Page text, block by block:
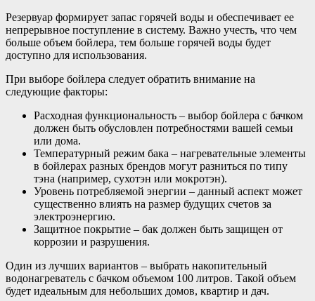
Резервуар формирует запас горячей воды и обеспечивает ее
непрерывное поступление в систему. Важно учесть, что чем
больше объем бойлера, тем больше горячей воды будет
доступно для использования.
При выборе бойлера следует обратить внимание на
следующие факторы:
Расходная функциональность – выбор бойлера с бачком
должен быть обусловлен потребностями вашей семьи
или дома.
Температурный режим бака – нагревательные элементы
в бойлерах разных брендов могут разниться по типу
тэна (например, сухотэн или мокротэн).
Уровень потребляемой энергии – данный аспект может
существенно влиять на размер будущих счетов за
электроэнергию.
Защитное покрытие – бак должен быть защищен от
коррозии и разрушения.
Один из лучших вариантов – выбрать накопительный
водонагреватель с бачком объемом 100 литров. Такой объем
будет идеальным для небольших домов, квартир и дач.